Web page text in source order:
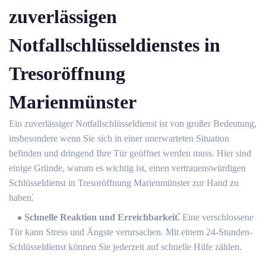
zuverlässigen
Notfallschlüsseldienstes in
Tresoröffnung
Marienmünster
Ein zuverlässiger Notfallschlüsseldienst ist von großer Bedeutung,
insbesondere wenn Sie sich in einer unerwarteten Situation
befinden und dringend Ihre Tür geöffnet werden muss.​ Hier sind
einige Gründe, warum es wichtig ist, einen vertrauenswürdigen
Schlüsseldienst in Tresoröffnung Marienmünster zur Hand zu
haben⁚
Schnelle Reaktion und Erreichbarkeit⁚ Eine verschlossene
Tür kann Stress und Ängste verursachen.​ Mit einem 24-Stunden-
Schlüsseldienst können Sie jederzeit auf schnelle Hilfe zählen.​